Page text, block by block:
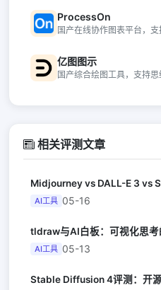
ProcessOn
国产在线协作图表平台，
亿图图示
国产综合绘图工具，支持
相关评测文章
Midjourney vs DALL-E 3 vs
AI工具 05-16
AI工具 05-13